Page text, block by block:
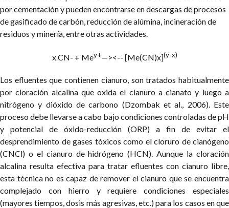
por cementación y pueden encontrarse en descargas de procesos
de gasificado de carbón, reducción de alúmina, incineración de
residuos y minería, entre otras actividades.
x CN- + Mey+—><-- [Me(CN)x](y-x)
Los efluentes que contienen cianuro, son tratados habitualmente
por cloración alcalina que oxida el cianuro a cianato y luego a
nitrógeno y dióxido de carbono (Dzombak et al., 2006). Este
proceso debe llevarse a cabo bajo condiciones controladas de pH
y potencial de óxido-reducción (ORP) a fin de evitar el
desprendimiento de gases tóxicos como el cloruro de cianógeno
(CNCl) o el cianuro de hidrógeno (HCN). Aunque la cloración
alcalina resulta efectiva para tratar efluentes con cianuro libre,
esta técnica no es capaz de remover el cianuro que se encuentra
complejado con hierro y requiere condiciones especiales
(mayores tiempos, dosis más agresivas, etc.) para los casos en que